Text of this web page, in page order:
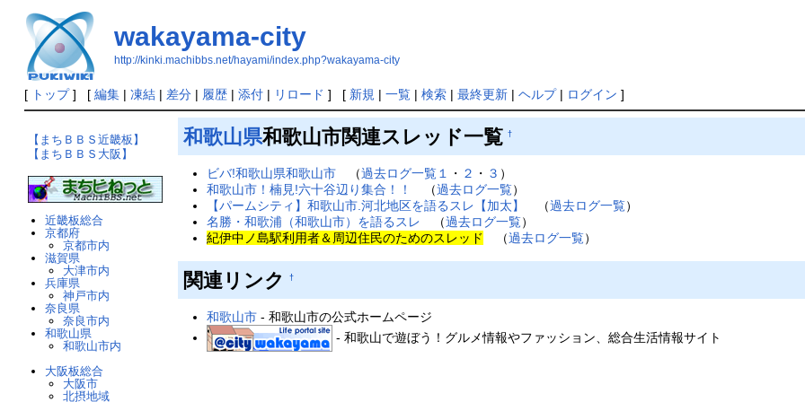
wakayama-city
http://kinki.machibbs.net/hayami/index.php?wakayama-city
[ トップ] [ 編集| 凍結| 差分| 履歴| 添付| リロード ] [ 新規 | 一覧| 検索| 最終更新| ヘルプ| ログイン ]
和歌山県和歌山市関連スレッド一覧 †
ビバ!和歌山県和歌山市（過去ログ一覧１ ・ ２ ・ ３ ）
和歌山市！楠見!六十谷辺り集合！！
（過去ログ一覧）
【パームシティ】和歌山市.河北地区を語るスレ【加太】
（過去ログ一覧）
名勝・和歌浦（和歌山市）を語るスレ （過去ログ一覧）
紀伊中ノ島駅利用者＆周辺住民のためのスレッド （過去ログ一覧）
関連リンク †
和歌山市- 和歌山市の公式ホームページ
- 和歌山で遊ぼう！グルメ情報やファッション、総合生活情報サイト
【まちＢＢＳ近畿板】
【まちＢＢＳ大阪】
近畿板総合
京都府
京都市内
滋賀県
大津市内
兵庫県
神戸市内
奈良県
奈良市内
和歌山県
和歌山市内
大阪板総合
大阪市
北摂地域